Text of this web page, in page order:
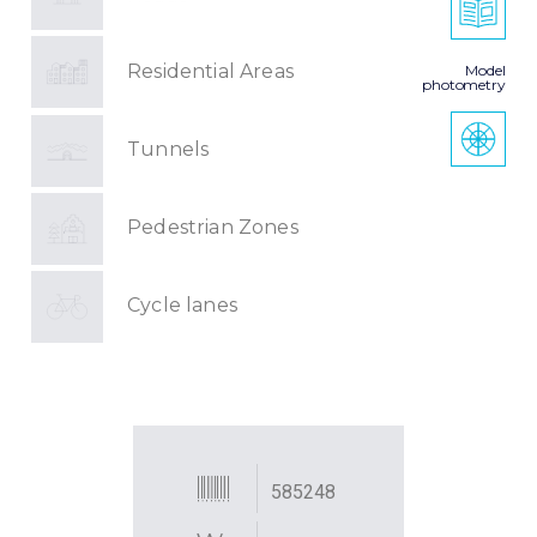
Residential Areas
Tunnels
Pedestrian Zones
Cycle lanes
Model
photometry
585248